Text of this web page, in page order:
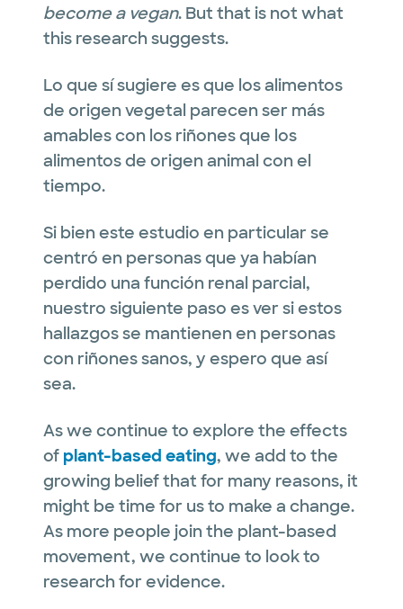
become a vegan. But that is not what
this research suggests.
Lo que sí sugiere es que los alimentos
de origen vegetal parecen ser más
amables con los riñones que los
alimentos de origen animal con el
tiempo.
Si bien este estudio en particular se
centró en personas que ya habían
perdido una función renal parcial,
nuestro siguiente paso es ver si estos
hallazgos se mantienen en personas
con riñones sanos, y espero que así
sea.
As we continue to explore the effects
of plant-based eating, we add to the
growing belief that for many reasons, it
might be time for us to make a change.
As more people join the plant-based
movement, we continue to look to
research for evidence.